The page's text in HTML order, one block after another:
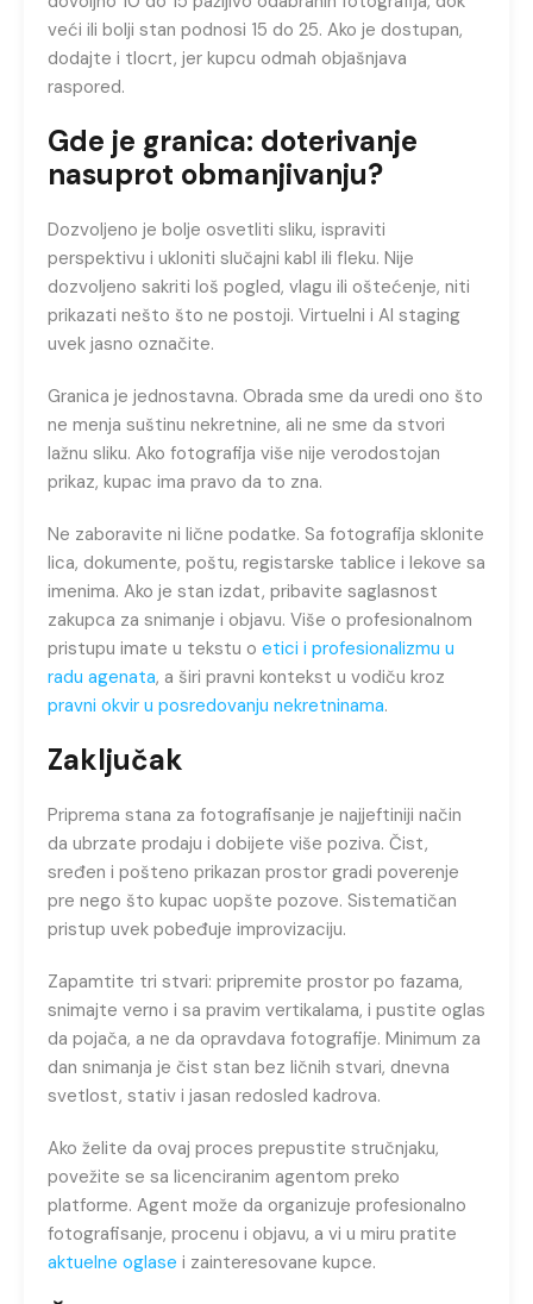
veći ili bolji stan podnosi 15 do 25. Ako je dostupan,
dodajte i tlocrt, jer kupcu odmah objašnjava
raspored.
Gde je granica: doterivanje
nasuprot obmanjivanju?
Dozvoljeno je bolje osvetliti sliku, ispraviti
perspektivu i ukloniti slučajni kabl ili fleku. Nije
dozvoljeno sakriti loš pogled, vlagu ili oštećenje, niti
prikazati nešto što ne postoji. Virtuelni i AI staging
uvek jasno označite.
Granica je jednostavna. Obrada sme da uredi ono što
ne menja suštinu nekretnine, ali ne sme da stvori
lažnu sliku. Ako fotografija više nije verodostojan
prikaz, kupac ima pravo da to zna.
Ne zaboravite ni lične podatke. Sa fotografija sklonite
lica, dokumente, poštu, registarske tablice i lekove sa
imenima. Ako je stan izdat, pribavite saglasnost
zakupca za snimanje i objavu. Više o profesionalnom
pristupu imate u tekstu o etici i profesionalizmu u
radu agenata, a širi pravni kontekst u vodiču kroz
pravni okvir u posredovanju nekretninama.
Zaključak
Priprema stana za fotografisanje je najjeftiniji način
da ubrzate prodaju i dobijete više poziva. Čist,
sređen i pošteno prikazan prostor gradi poverenje
pre nego što kupac uopšte pozove. Sistematičan
pristup uvek pobeđuje improvizaciju.
Zapamtite tri stvari: pripremite prostor po fazama,
snimajte verno i sa pravim vertikalama, i pustite oglas
da pojača, a ne da opravdava fotografije. Minimum za
dan snimanja je čist stan bez ličnih stvari, dnevna
svetlost, stativ i jasan redosled kadrova.
Ako želite da ovaj proces prepustite stručnjaku,
povežite se sa licenciranim agentom preko
platforme. Agent može da organizuje profesionalno
fotografisanje, procenu i objavu, a vi u miru pratite
aktuelne oglase i zainteresovane kupce.